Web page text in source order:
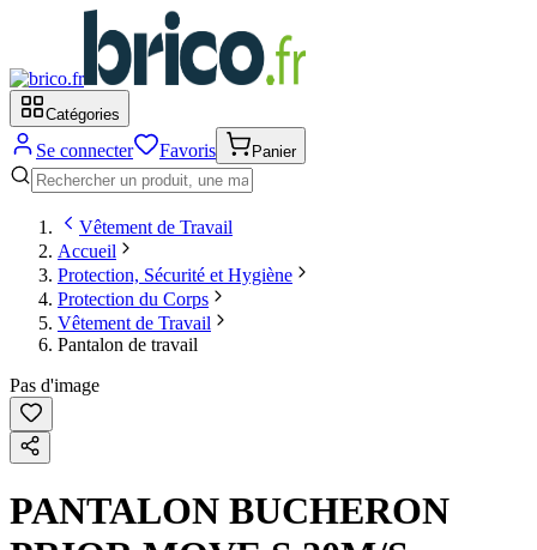
Catégories
Se connecter Favoris Panier
Vêtement de Travail
Accueil
Protection, Sécurité et Hygiène
Protection du Corps
Vêtement de Travail
Pantalon de travail
Pas d'image
PANTALON BUCHERON